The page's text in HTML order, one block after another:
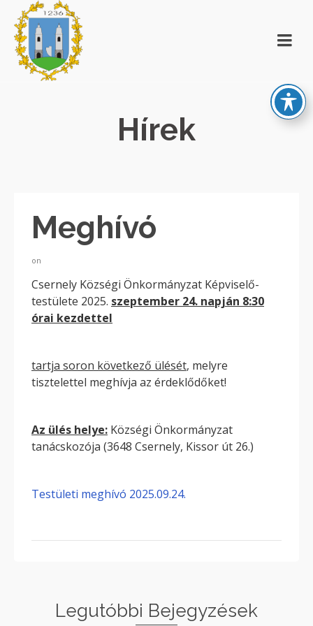
Hírek
Meghívó
on
Csernely Községi Önkormányzat Képviselő-
testülete 2025. szeptember 24. napján 8:30
órai kezdettel
tartja soron következő ülését, melyre
tisztelettel meghívja az érdeklődőket!
Az ülés helye: Községi Önkormányzat
tanácskozója (3648 Csernely, Kissor út 26.)
Testületi meghívó 2025.09.24.
Legutóbbi Bejegyzések